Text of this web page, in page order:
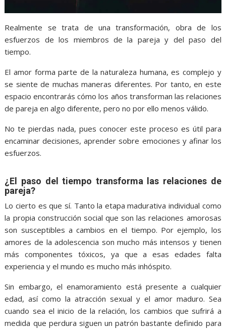
Realmente se trata de una transformación, obra de los
esfuerzos de los miembros de la pareja y del paso del
tiempo.
El amor forma parte de la naturaleza humana, es complejo y
se siente de muchas maneras diferentes. Por tanto, en este
espacio encontrarás cómo los años transforman las relaciones
de pareja en algo diferente, pero no por ello menos válido.
No te pierdas nada, pues conocer este proceso es útil para
encaminar decisiones, aprender sobre emociones y afinar los
esfuerzos.
¿El paso del tiempo transforma las relaciones de
pareja?
Lo cierto es que sí. Tanto la etapa madurativa individual como
la propia construcción social que son las relaciones amorosas
son susceptibles a cambios en el tiempo. Por ejemplo, los
amores de la adolescencia son mucho más intensos y tienen
más componentes tóxicos, ya que a esas edades falta
experiencia y el mundo es mucho más inhóspito.
Sin embargo, el enamoramiento está presente a cualquier
edad, así como la atracción sexual y el amor maduro. Sea
cuando sea el inicio de la relación, los cambios que sufrirá a
medida que perdura siguen un patrón bastante definido para